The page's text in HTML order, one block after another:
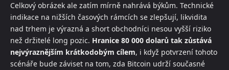
Celkový obrázek ale zatím mírně nahrává býkům. Technické
indikace na nižších časových rámcích se zlepšují, likvidita
nad trhem je výrazná a short obchodníci nesou vyšší riziko
než držitelé long pozic. Hranice 80 000 dolarů tak zůstává
nejvýraznějším krátkodobým cílem, i když potvrzení tohoto
scénáře bude záviset na tom, zda Bitcoin udrží současné